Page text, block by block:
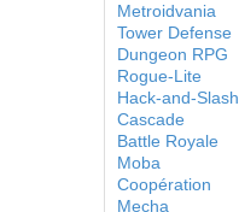
Metroidvania
Tower Defense
Dungeon RPG
Rogue-Lite
Hack-and-Slash
Cascade
Battle Royale
Moba
Coopération
Mecha